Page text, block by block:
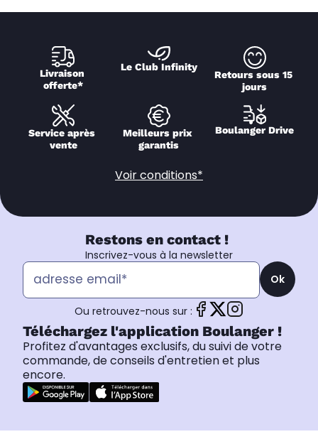
Livraison
offerte*
Le Club Infinity
Retours sous 15
jours
Service après
vente
Meilleurs prix
garantis
Boulanger Drive
Voir conditions*
Restons en contact !
Inscrivez-vous à la newsletter
Ok
Ou retrouvez-nous sur :
Téléchargez l'application Boulanger !
Profitez d'avantages exclusifs, du suivi de votre
commande, de conseils d'entretien et plus
encore.